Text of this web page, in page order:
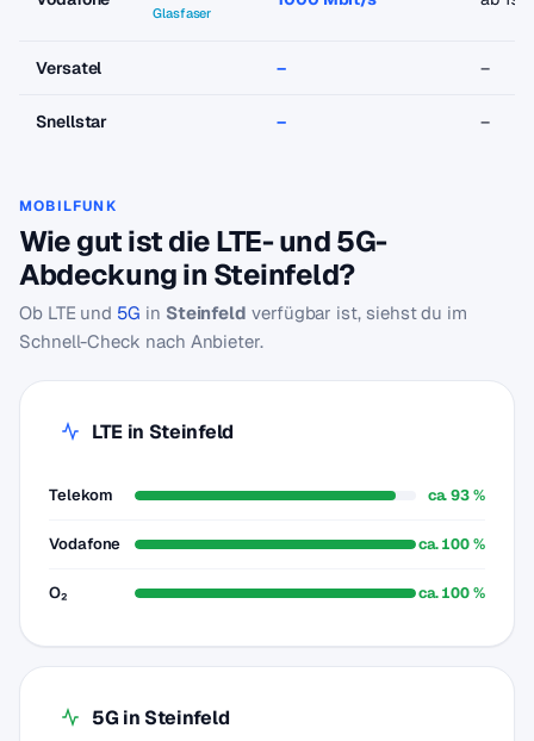
Glasfaser
Versatel – –
Snellstar – –
MOBILFUNK
Wie gut ist die LTE- und 5G-
Abdeckung in Steinfeld?
Ob LTE und 5G in Steinfeld verfügbar ist, siehst du im
Schnell-Check nach Anbieter.
LTE in Steinfeld
Telekom ca. 93 %
Vodafone ca. 100 %
O₂ ca. 100 %
5G in Steinfeld